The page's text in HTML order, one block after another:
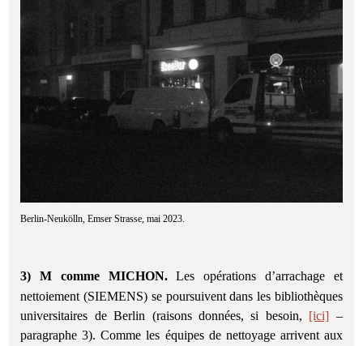
Berlin-Neukölln, Emser Strasse, mai 2023.
3) M comme MICHON.
Les opérations d’arrachage et
nettoiement (SIEMENS) se poursuivent dans les bibliothèques
universitaires de Berlin (raisons données, si besoin, [ici] –
paragraphe 3). Comme les équipes de nettoyage arrivent aux